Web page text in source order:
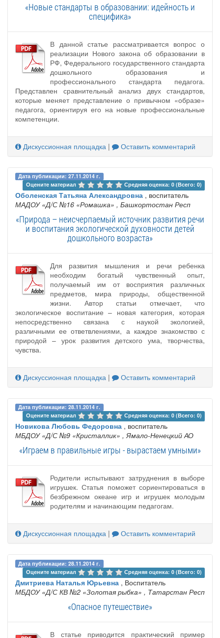
«Новые стандарты в образовании: идейность и
специфика»
В данной статье рассматривается вопрос о
реализации Нового закона об образовании в
РФ, Федерального государственного стандарта
дошкольного образования и
профессионального стандарта педагога.
Представлен сравнительный анализ двух стандартов,
которые меняет представление о привычном «образе»
педагога, ориентируя его на новые профессиональные
компетенции.
Дискуссионная площадка | Оставить комментарий
Дата публикации: 27.11.2014 г.
Оцените материал
Средняя оценка: 0 (Всего: 0)
Оболенская Татьяна Александровна , воспитатель
МАДОУ «Д/С №16 «Ромашка» , Башкортостан Респ
«Природа – неисчерпаемый источник развития речи
и воспитания экологической духовности детей
дошкольного возраста»
Для развития мышления и речи ребенка
необходим богатый чувственный опыт,
получаемый им от восприятия различных
предметов, мира природы, общественной
жизни. Автор статьи отмечает, что
экологическое воспитание – новая категория, которая
непосредственно связана с наукой экологией,
различными ее ответвлениями, а каждое знакомство с
природой – урок развития детского ума, творчества,
чувства.
Дискуссионная площадка | Оставить комментарий
Дата публикации: 28.11.2014 г.
Оцените материал
Средняя оценка: 0 (Всего: 0)
Новикова Любовь Федоровна , воспитатель
МБДОУ «Д/С №9 «Кристаллик» , Ямало-Ненецкий АО
«Играем в правильные игры - вырастаем умными»
Родители испытывают затруднения в выборе
игрушек. Статья поможет сориентироваться в
безбрежном океане игр и игрушек молодым
родителям и начинающим педагогам.
Дискуссионная площадка | Оставить комментарий
Дата публикации: 28.11.2014 г.
Оцените материал
Средняя оценка: 0 (Всего: 0)
Дмитриева Наталья Юрьевна , Воспитатель
МБДОУ «Д/С КВ №2 «Золотая рыбка» , Татарстан Респ
«Опасное путешествие»
В статье приводится практический пример